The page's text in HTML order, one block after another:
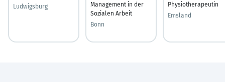
Ludwigsburg
Management in der
Sozialen Arbeit
Bonn
Physiotherapeutin
Emsland